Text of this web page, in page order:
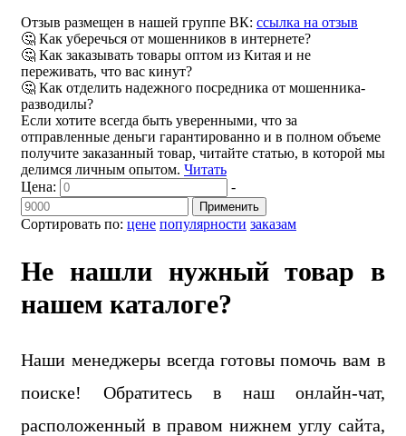
Отзыв размещен в нашей группе ВК: ссылка на отзыв
🤔 Как уберечься от мошенников в интернете?
🤔 Как заказывать товары оптом из Китая и не
переживать, что вас кинут?
🤔 Как отделить надежного посредника от мошенника-
разводилы?
Если хотите всегда быть уверенными, что за
отправленные деньги гарантированно и в полном объеме
получите заказанный товар, читайте статью, в которой мы
делимся личным опытом. Читать
Сортировать по: цене популярности заказам
Цена: -
Применить
Не нашли нужный товар в
нашем каталоге?
Наши менеджеры всегда готовы помочь вам в
поиске! Обратитесь в наш онлайн-чат,
расположенный в правом нижнем углу сайта,